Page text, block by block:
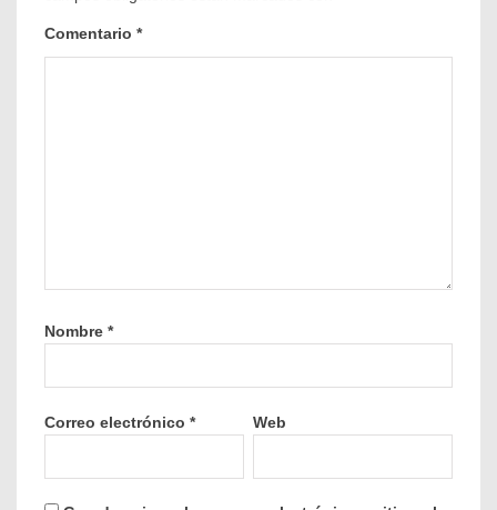
Comentario *
Nombre *
Correo electrónico * Web